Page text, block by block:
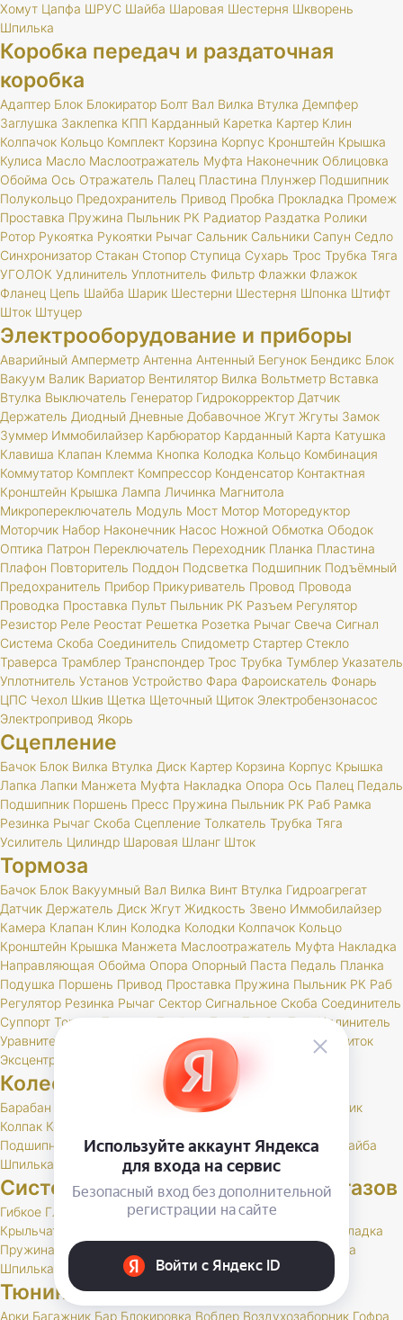
Хомут Цапфа ШРУС Шайба Шаровая Шестерня Шкворень
Шпилька
Коробка передач и раздаточная
коробка
Адаптер Блок Блокиратор Болт Вал Вилка Втулка Демпфер
Заглушка Заклепка КПП Карданный Каретка Картер Клин
Колпачок Кольцо Комплект Корзина Корпус Кронштейн Крышка
Кулиса Масло Маслоотражатель Муфта Наконечник Облицовка
Обойма Ось Отражатель Палец Пластина Плунжер Подшипник
Полукольцо Предохранитель Привод Пробка Прокладка Промеж
Проставка Пружина Пыльник РК Радиатор Раздатка Ролики
Ротор Рукоятка Рукоятки Рычаг Сальник Сальники Сапун Седло
Синхронизатор Стакан Стопор Ступица Сухарь Трос Трубка Тяга
УГОЛОК Удлинитель Уплотнитель Фильтр Флажки Флажок
Фланец Цепь Шайба Шарик Шестерни Шестерня Шпонка Штифт
Шток Штуцер
Электрооборудование и приборы
Аварийный Амперметр Антенна Антенный Бегунок Бендикс Блок
Вакуум Валик Вариатор Вентилятор Вилка Вольтметр Вставка
Втулка Выключатель Генератор Гидрокорректор Датчик
Держатель Диодный Дневные Добавочное Жгут Жгуты Замок
Зуммер Иммобилайзер Карбюратор Карданный Карта Катушка
Клавиша Клапан Клемма Кнопка Колодка Кольцо Комбинация
Коммутатор Комплект Компрессор Конденсатор Контактная
Кронштейн Крышка Лампа Личинка Магнитола
Микропереключатель Модуль Мост Мотор Моторедуктор
Моторчик Набор Наконечник Насос Ножной Обмотка Ободок
Оптика Патрон Переключатель Переходник Планка Пластина
Плафон Повторитель Поддон Подсветка Подшипник Подъёмный
Предохранитель Прибор Прикуриватель Провод Провода
Проводка Проставка Пульт Пыльник РК Разъем Регулятор
Резистор Реле Реостат Решетка Розетка Рычаг Свеча Сигнал
Система Скоба Соединитель Спидометр Стартер Стекло
Траверса Трамблер Транспондер Трос Трубка Тумблер Указатель
Уплотнитель Установ Устройство Фара Фароискатель Фонарь
ЦПС Чехол Шкив Щетка Щеточный Щиток Электробензонасос
Электропривод Якорь
Сцепление
Бачок Блок Вилка Втулка Диск Картер Корзина Корпус Крышка
Лапка Лапки Манжета Муфта Накладка Опора Ось Палец Педаль
Подшипник Поршень Пресс Пружина Пыльник РК Раб Рамка
Резинка Рычаг Скоба Сцепление Толкатель Трубка Тяга
Усилитель Цилиндр Шаровая Шланг Шток
Тормоза
Бачок Блок Вакуумный Вал Вилка Винт Втулка Гидроагрегат
Датчик Держатель Диск Жгут Жидкость Звено Иммобилайзер
Камера Клапан Клин Колодка Колодки Колпачок Кольцо
Кронштейн Крышка Манжета Маслоотражатель Муфта Накладка
Направляющая Обойма Опора Опорный Паста Педаль Планка
Подушка Поршень Привод Проставка Пружина Пыльник РК Раб
Регулятор Резинка Рычаг Сектор Сигнальное Скоба Соединитель
Суппорт Тормоз Тормоза Тройник Трос Трубка Тяга
Удлинитель
Уравнитель
Шайба Шланг Щит
Щиток
Эксцентрик
Колеса и шины
Барабан Гайка Держатель
Золотник
Колпак Колпачок
Подшипник
Прокладка РК Сальник Стержень Ступица
Шайба
Шпилька
Система выпуска отработавших газов
Гибкое Глушитель Клапан Кольцо Комплект Кронштейн
Крыльчатка
Прокладка
Пружина
РК
Шайба
Шпилька
Тюнинг и доп. оборудование
Арки Багажник Бар Блокировка Воблер Воздухозаборник Гофра